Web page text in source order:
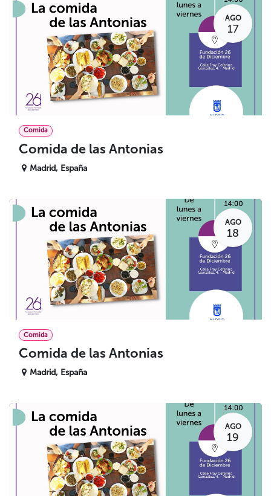
AGO
17
Comida
Comida de las Antonias
Madrid, España
AGO
18
Comida
Comida de las Antonias
Madrid, España
AGO
19